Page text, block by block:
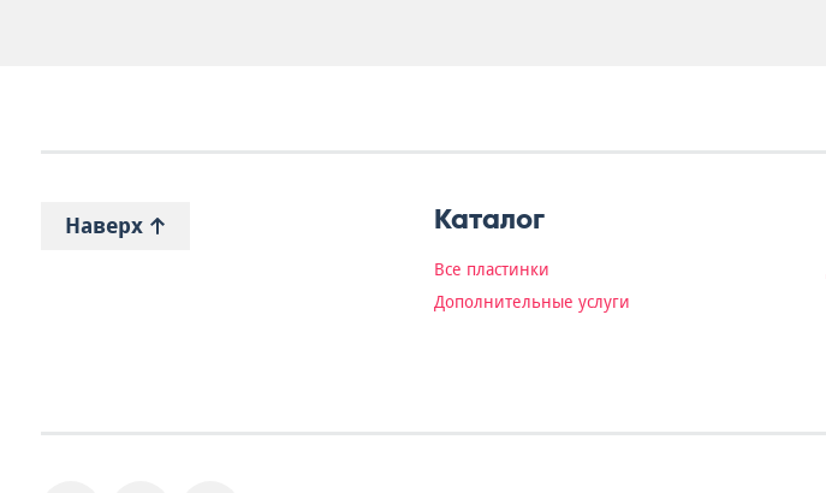
Наверх Каталог
Все пластинки
Дополнительные услуги